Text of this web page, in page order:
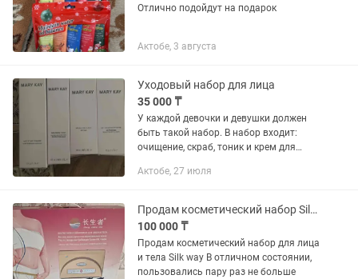
Отлично подойдут на подарок
Актобе, 3 августа
Уходовый набор для лица
35 000 ₸
У каждой девочки и девушки должен
быть такой набор. В набор входит:
очищение, скраб, тоник и крем для
кожи сухая/нормальная и
Актобе, 27 июля
Продам косметический набор Silk way
100 000 ₸
Продам косметический набор для лица
и тела Silk way В отличном состоянии,
пользовались пару раз не больше